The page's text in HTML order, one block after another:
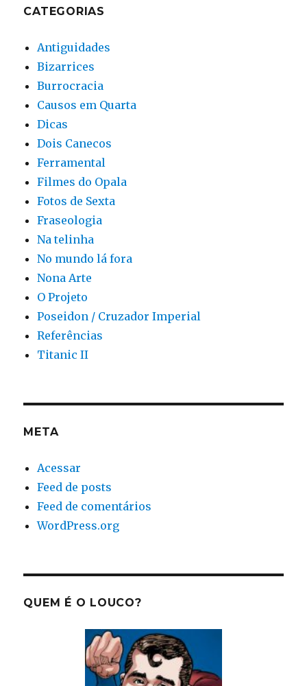
CATEGORIAS
Antiguidades
Bizarrices
Burrocracia
Causos em Quarta
Dicas
Dois Canecos
Ferramental
Filmes do Opala
Fotos de Sexta
Fraseologia
Na telinha
No mundo lá fora
Nona Arte
O Projeto
Poseidon / Cruzador Imperial
Referências
Titanic II
META
Acessar
Feed de posts
Feed de comentários
WordPress.org
QUEM É O LOUCO?